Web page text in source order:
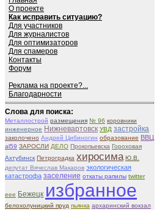
О проекте
Как исправить ситуацию?
Для участников
Для журналистов
Для оптимизаторов
Для спамеров
Контакты
Форум
Реклама на проекте?...
Благодарности
Слова для поиска:
Металлострой размещения № 96 коровники
инженерное Нижневартовск УВД застройка
заколочено Андрей Цибиногин образование ВВЦ
al59 ЗАРОСЛИ ДЕЛО Прокопьевска Гороховая
Ахтубинск Петроградка хиросима Ю.В.
депутат Вячеслав Макаров экологическая
катастрофа заселение откаты рапилы twitter
eee Бежецк избранное
белохолуницкий пруд пьянка архаринский вокзал